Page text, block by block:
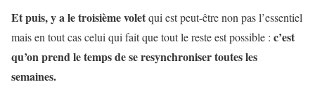
Et puis, y a le troisième voletqui est peut-être non pas l’essentiel
mais en tout cas celui qui fait que tout le reste est possible : c’est
qu’on prend le temps de se resynchroniser toutes les
semaines.